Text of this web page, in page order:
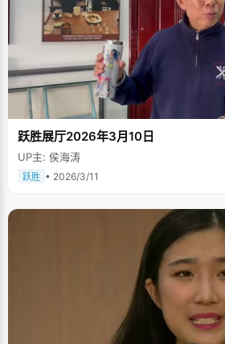
跃胜展厅2026年3月10日
UP主: 侯海涛
跃胜 • 2026/3/11